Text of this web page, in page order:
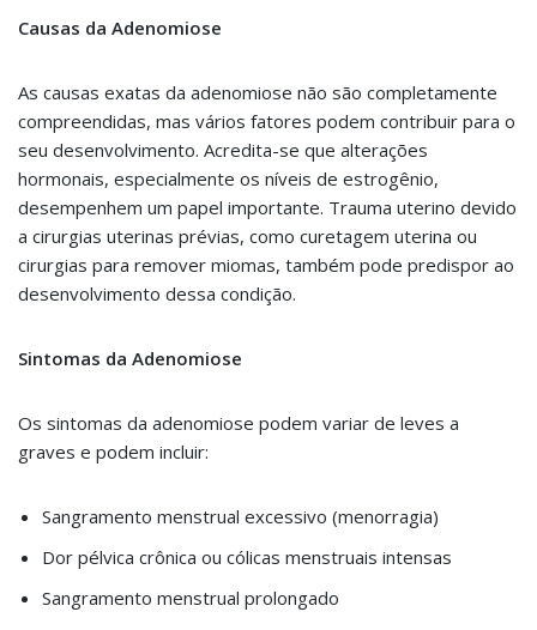
Causas da Adenomiose
As causas exatas da adenomiose não são completamente
compreendidas, mas vários fatores podem contribuir para o
seu desenvolvimento. Acredita-se que alterações
hormonais, especialmente os níveis de estrogênio,
desempenhem um papel importante. Trauma uterino devido
a cirurgias uterinas prévias, como curetagem uterina ou
cirurgias para remover miomas, também pode predispor ao
desenvolvimento dessa condição.
Sintomas da Adenomiose
Os sintomas da adenomiose podem variar de leves a
graves e podem incluir:
Sangramento menstrual excessivo (menorragia)
Dor pélvica crônica ou cólicas menstruais intensas
Sangramento menstrual prolongado